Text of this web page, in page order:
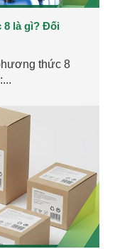
là gì? Đối
thức 8